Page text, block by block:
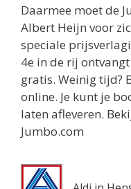
3.4 km
Routebeschrijving
Albert Heijn
Middenwaard 2
Heerhugowaard
3.7 km
Routebeschrijving
Daarmee moet de
Albert Heijn voor
speciale
4e in de rij
gratis. Weinig tijd?
online. Je kunt je
laten afleveren.
Jumbo.com